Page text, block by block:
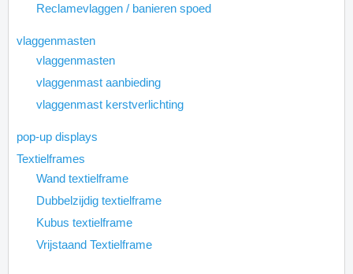
Reclamevlaggen / banieren spoed
vlaggenmasten
vlaggenmasten
vlaggenmast aanbieding
vlaggenmast kerstverlichting
pop-up displays
Textielframes
Wand textielframe
Dubbelzijdig textielframe
Kubus textielframe
Vrijstaand Textielframe